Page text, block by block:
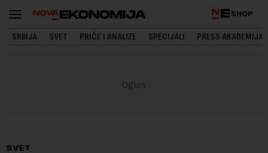
SHOP
SRBIJA SVET PRIČE I ANALIZE SPECIJALI PRESS AKADEMIJA
SVET